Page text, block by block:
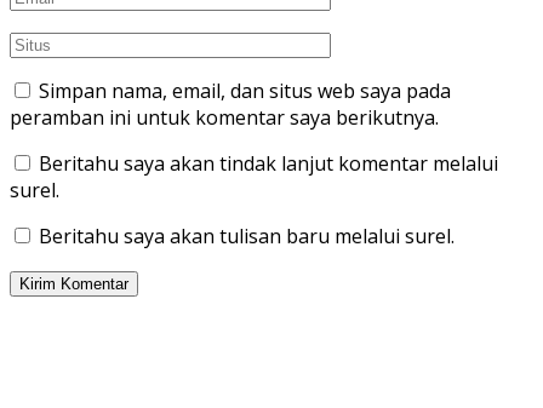
Simpan nama, email, dan situs web saya pada
peramban ini untuk komentar saya berikutnya.
Beritahu saya akan tindak lanjut komentar melalui
surel.
Beritahu saya akan tulisan baru melalui surel.